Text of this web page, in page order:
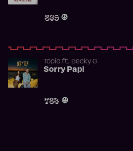
869
Topicft. Becky G
Sorry Papi
784